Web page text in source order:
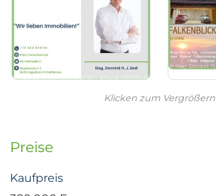
Klicken zum Vergrößern
Preise
Kaufpreis